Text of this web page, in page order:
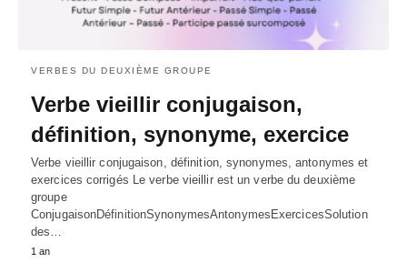
VERBES DU DEUXIÈME GROUPE
Verbe vieillir conjugaison,
définition, synonyme, exercice
Verbe vieillir conjugaison, définition, synonymes, antonymes et
exercices corrigés Le verbe vieillir est un verbe du deuxième
groupe
ConjugaisonDéfinitionSynonymesAntonymesExercicesSolution
des…
1 an